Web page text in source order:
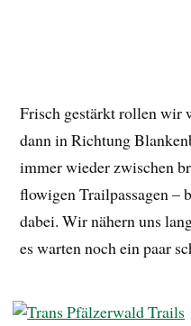
Frisch gestärkt rollen wir
dann in Richtung
immer wieder zwischen
flowigen Trailpassagen –
dabei. Wir nähern uns
es warten noch ein paar